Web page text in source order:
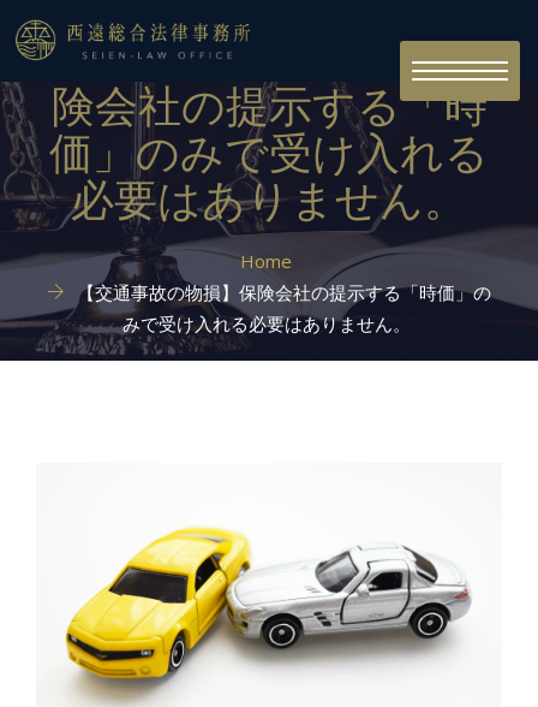
Toggle
navigation
【交通事故の物損】保
険会社の提示する「時
価」のみで受け入れる
必要はありません。
Home
【交通事故の物損】保険会社の提示する「時価」の
みで受け入れる必要はありません。